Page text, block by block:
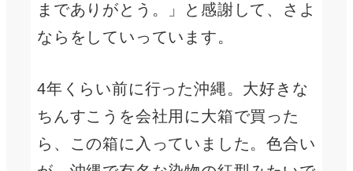
までありがとう。」と感謝して、さよ
ならをしていっています。
4年くらい前に行った沖縄。大好きな
ちんすこうを会社用に大箱で買った
ら、この箱に入っていました。色合い